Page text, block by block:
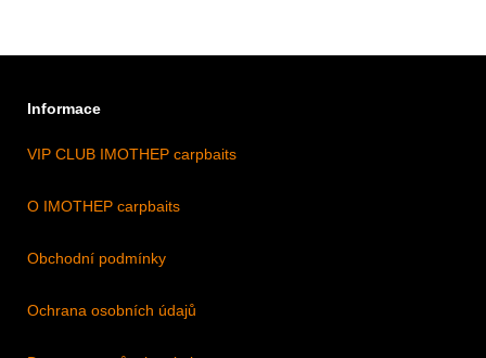
Informace
VIP CLUB IMOTHEP carpbaits
O IMOTHEP carpbaits
Obchodní podmínky
Ochrana osobních údajů